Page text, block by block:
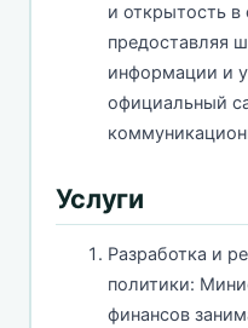
и открытость в
предоставляя
информации и
официальный
Услуги
Разработка и
политики:
финансов